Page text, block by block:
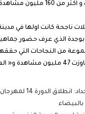
من مليون ونصف مشترك،
ناجحة كانت اولها في
بوجدة الذي عرف حضور
اليوتيوب
"نجوم كناوة" بحضور جماهيري غفير